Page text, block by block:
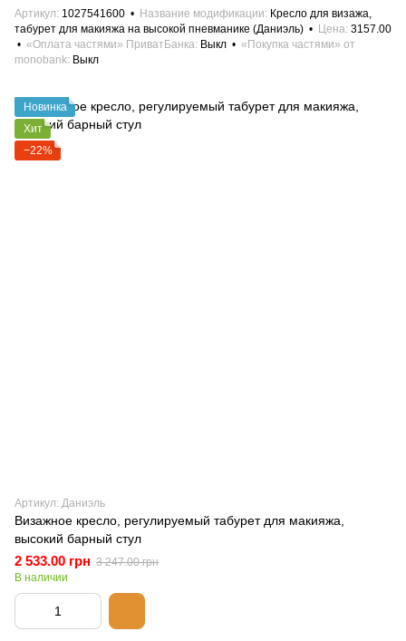
Артикул 1027541600 Название модификации
Кресло для визажа,
табурет для макияжа на высокой пневманике (Даниэль)
Цена 3157.00
«Оплата частями» ПриватБанка Выкл
«Покупка частями» от
monobank Выкл
Новинка
Хит
−22%
Артикул: Даниэль
Визажное кресло, регулируемый табурет для макияжа,
высокий барный стул
2 533.00 грн 3 247.00 грн
В наличии